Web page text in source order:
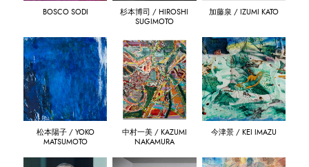
BOSCO SODI
杉本博司 / HIROSHI
SUGIMOTO
加藤泉 / IZUMI KATO
松本陽子 / YOKO
MATSUMOTO
中村一美 / KAZUMI
NAKAMURA
今津景 / KEI IMAZU